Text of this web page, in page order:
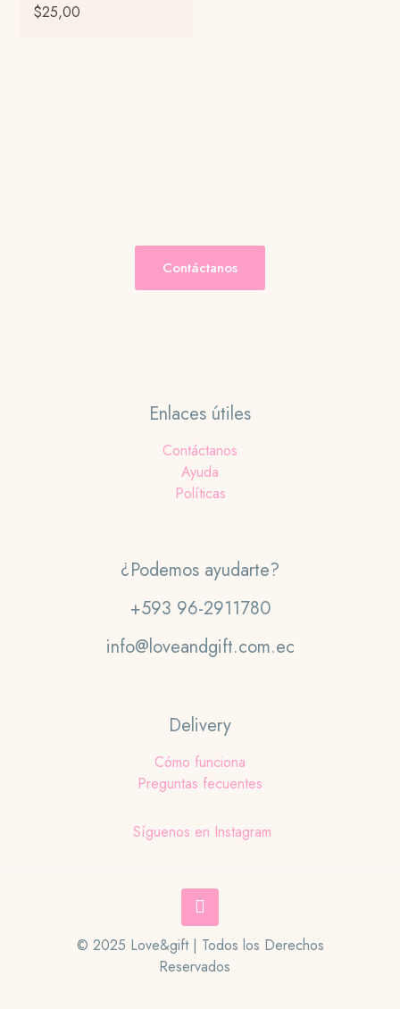
$25,00
Contáctanos
Enlaces útiles
Contáctanos
Ayuda
Políticas
¿Podemos ayudarte?
+593 96-2911780
info@loveandgift.com.ec
Delivery
Cómo funciona
Preguntas fecuentes
Síguenos en Instagram
© 2025 Love&gift | Todos los Derechos
Reservados